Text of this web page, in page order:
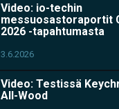
Video: io-techin
messuosastoraportit
2026 -tapahtumasta
3.6.2026
Video: Testissä
All-Wood